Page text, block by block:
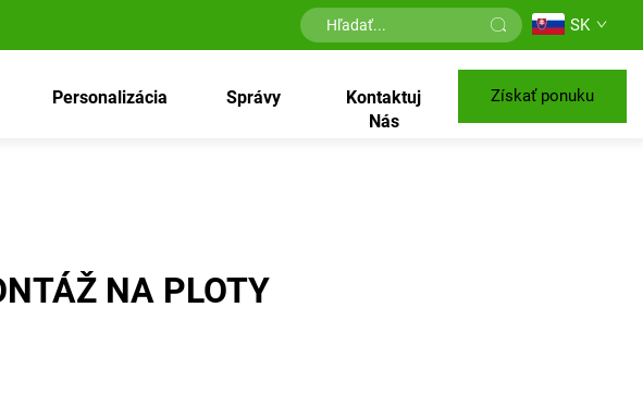
SK
Personalizácia Správy
Kontaktuj
Nás
Získať ponuku
NA PLOTY